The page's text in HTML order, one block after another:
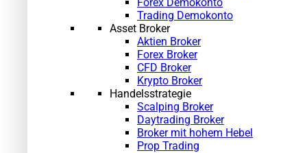
Trading Demokonto
Asset Broker
Aktien Broker
Forex Broker
CFD Broker
Krypto Broker
Handelsstrategie
Scalping Broker
Daytrading Broker
Broker mit hohem Hebel
Prop Trading